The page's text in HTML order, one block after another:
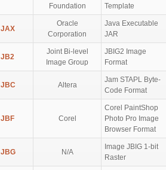
Foundation
Template
JAX
Oracle
Corporation
Java Executable
JAR
JB2
Joint Bi-level
Image Group
JBIG2 Image
Format
JBC Altera
Jam STAPL Byte-
Code Format
JBF Corel
Corel PaintShop
Photo Pro Image
Browser Format
JBG N/A
Image JBIG 1-bit
Raster